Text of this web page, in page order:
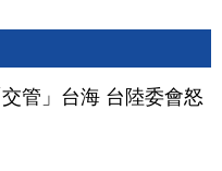
管」台海 台陸委會怒